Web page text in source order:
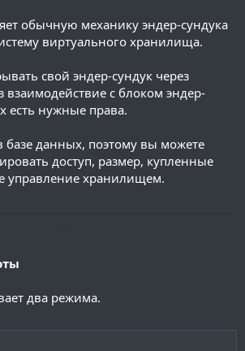
обычную механику эндер-сундука
виртуального хранилища.
свой эндер-сундук через
взаимодействие с блоком эндер-
есть нужные права.
базе данных, поэтому вы можете
доступ, размер, купленные
управление хранилищем.
два режима.